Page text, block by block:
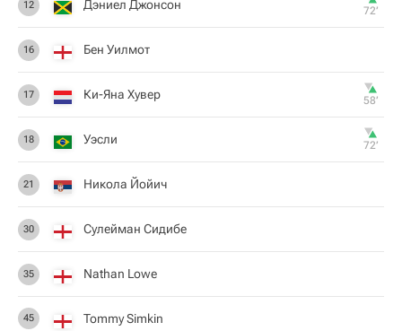
12 Дэниел Джонсон 72‎’‎
16 Бен Уилмот
17 Ки-Яна Хувер 58‎’‎
18 Уэсли 72‎’‎
21 Никола Йойич
30 Сулейман Сидибе
35 Nathan Lowe
45 Tommy Simkin